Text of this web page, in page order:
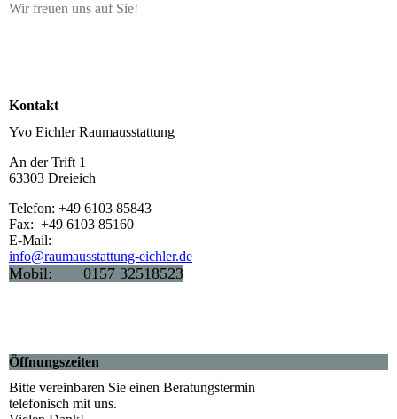
Wir freuen uns auf Sie!
Kontakt
Yvo Eichler Raumausstattung
An der Trift 1
63303 Dreieich
Telefon: +49 6103 85843
Fax: +49 6103 85160
E-Mail:
info@raumausstattung-eichler.de
Mobil: 0157 32518523
Öffnungszeiten
Bitte vereinbaren Sie einen Beratungstermin
telefonisch mit uns.